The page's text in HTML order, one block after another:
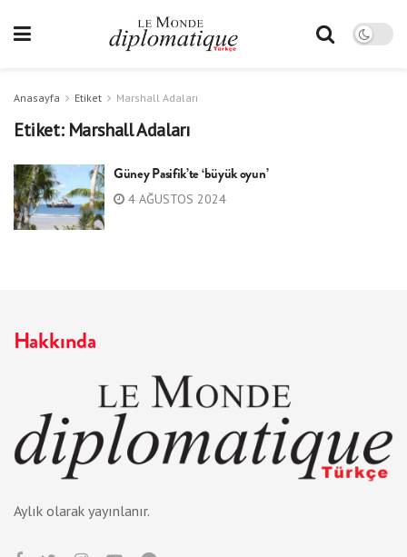
Anasayfa Etiket Marshall Adaları
Etiket: Marshall Adaları
Güney Pasifik’te ‘büyük oyun’
4 AĞUSTOS 2024
Hakkında
Aylık olarak yayınlanır.